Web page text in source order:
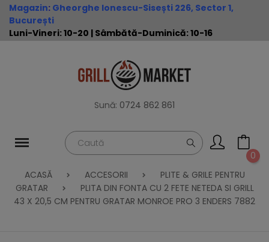
Magazin: Gheorghe Ionescu-Sisești 226, Sector 1,
București
Luni-Vineri: 10-20 | Sâmbătă-Duminică: 10-16
Sună: 0724 862 861
0
ACASĂ
ACCESORII
PLITE & GRILE PENTRU
GRATAR
PLITA DIN FONTA CU 2 FETE NETEDA SI GRILL
43 X 20,5 CM PENTRU GRATAR MONROE PRO 3 ENDERS 7882